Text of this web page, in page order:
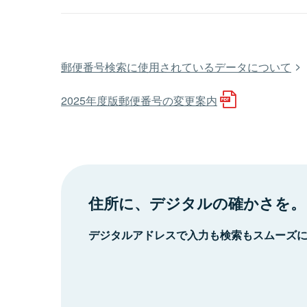
郵便番号検索に使用されているデータについて
2025年度版郵便番号の変更案内
住所に、デジタルの確かさを。
デジタルアドレスで入力も検索もスムーズ